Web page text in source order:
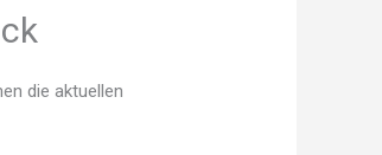
die aktuellen